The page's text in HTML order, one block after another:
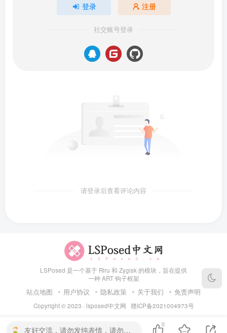
登录 注册
社交账号登录
请登录后查看评论内容
LSPosed 是一个基于 Riru 和 Zygisk 的模块，旨在提供
一种 ART 钩子框架
站点地图 用户协议 隐私政策 关于我们 免责声明
Copyright © 2023 · lsposed中文网 赣ICP备2021004973号
友好交流，请勿发纯表情，请勿灌水，违者封号喔
0